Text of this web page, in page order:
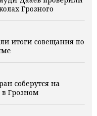
Грозного
итоги совещания по
соберутся на
Грозном